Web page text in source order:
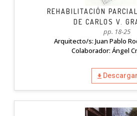
REHABILITACIÓN
DE CARLOS V.
pp. 18-25
Arquitecto/s: Juan Pablo
Colaborador: Ángel
Descargar